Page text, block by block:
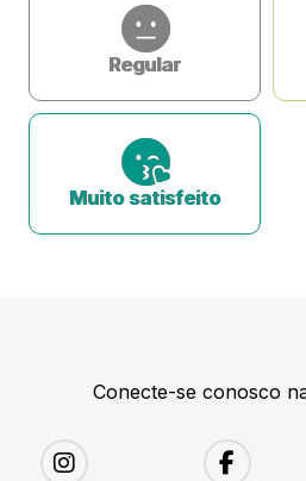
Regular
Muito satisfeito
Conecte-se conosco